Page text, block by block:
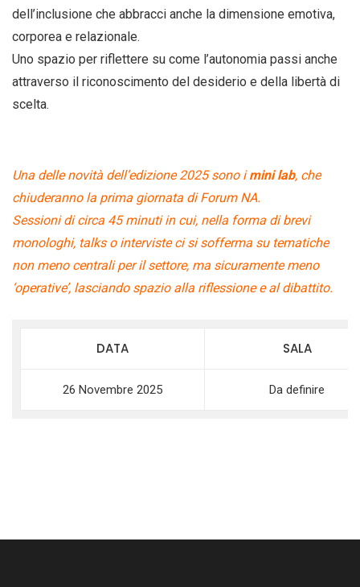
dell’inclusione che abbracci anche la dimensione emotiva,
corporea e relazionale.
Uno spazio per riflettere su come l’autonomia passi anche
attraverso il riconoscimento del desiderio e della libertà di
scelta.
Una delle novità dell’edizione 2025 sono imini lab, che
chiuderanno la prima giornata di Forum NA.
Sessioni di circa 45 minuti in cui, nella forma di brevi
monologhi, talks o interviste ci si sofferma su tematiche
non meno centrali per il settore, ma sicuramente meno
‘operative’, lasciando spazio alla riflessione e al dibattito.
DATA SALA
26 Novembre 2025 Da definire